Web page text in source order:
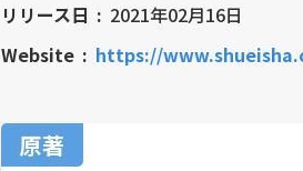
リリース日
2021年02月16日
Website
https://
原著